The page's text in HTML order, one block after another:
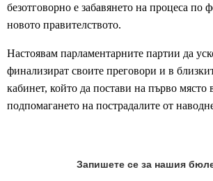
безотговорно е забавянето на процеса по
новото правителството.
Настоявам парламентарните партии да
финализират своите преговори и в
кабинет, който да постави на първо място
подпомагането на пострадалите от